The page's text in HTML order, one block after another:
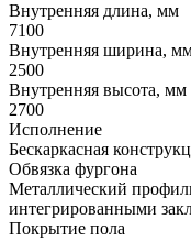
Внутренняя длина, мм
7100
Внутренняя ширина,
2500
Внутренняя высота, мм
2700
Исполнение
Бескаркасная
Обвязка фургона
Металлический
интегрированными
Покрытие пола